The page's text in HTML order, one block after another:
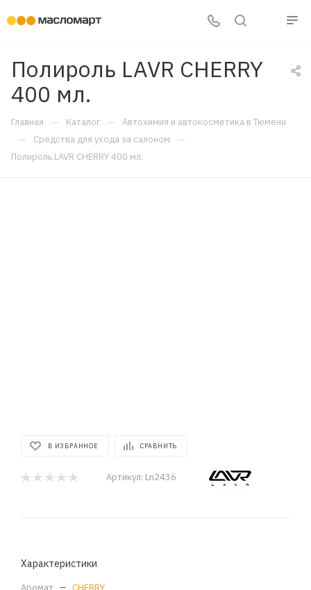
Полироль LAVR CHERRY
400 мл.
Главная — Каталог — Автохимия и автокосметика в Тюмени
— Средства для ухода за салоном —
Полироль LAVR CHERRY 400 мл.
В ИЗБРАННОЕ СРАВНИТЬ
Артикул: Ln2436
Характеристики
Аромат — CHERRY